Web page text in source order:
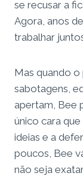
se recusar a
Agora, anos
trabalhar
Mas quando
sabotagens,
apertam, Bee
único cara
ideias e a
poucos, Bee
não seja